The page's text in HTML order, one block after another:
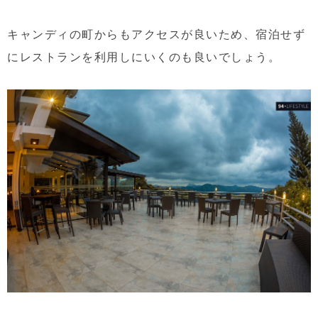
キャンディの町からもアクセスが良いため、宿泊せず
にレストランを利用しにいくのも良いでしょう。